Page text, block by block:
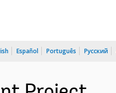
Español Português Русский